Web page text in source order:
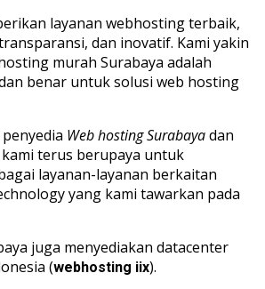
layanan webhosting terbaik,
dan inovatif. Kami yakin
murah Surabaya adalah
benar untuk solusi web hosting
Web hosting Surabayadan
terus berupaya untuk
layanan-layanan berkaitan
yang kami tawarkan pada
juga menyediakan datacenter
(webhosting iix).